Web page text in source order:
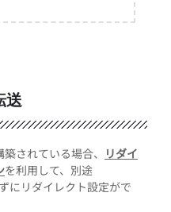
送
されている場合、
リダイ
を利用して、別途
にリダイレクト設定がで